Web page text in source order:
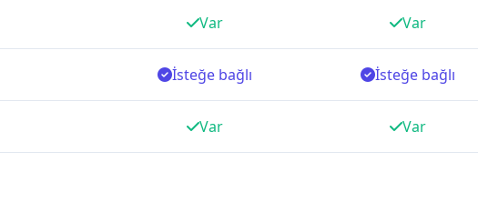
Var Var
İsteğe bağlı İsteğe bağlı
Var Var